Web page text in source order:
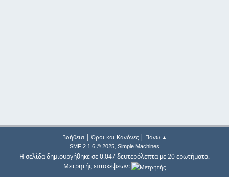
Βοήθεια| Όροι και Κανόνες| Πάνω ▲
SMF 2.1.6 © 2025, Simple Machines
Η σελίδα δημιουργήθηκε σε 0.047 δευτερόλεπτα με 20 ερωτήματα.
Μετρητής επισκέψεων: